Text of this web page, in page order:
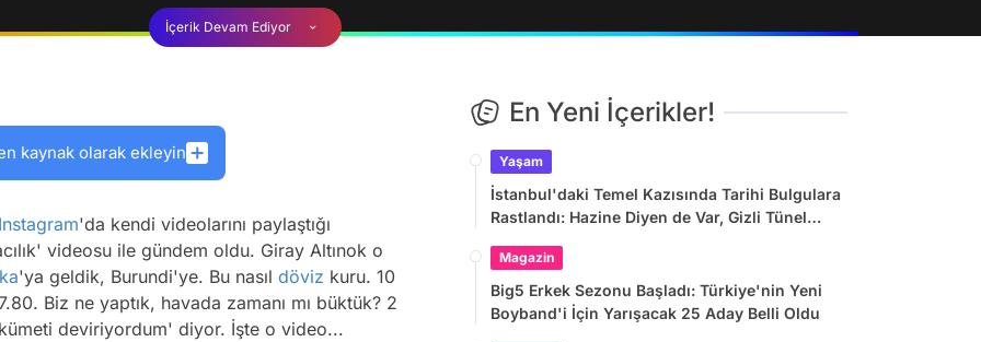
İçerik Devam Ediyor
kaynak olarak ekleyin
'da kendi videolarını paylaştığı
videosu ile gündem oldu. Giray Altınok o
'ya geldik, Burundi'ye. Bu nasıl döviz kuru. 10
Biz ne yaptık, havada zamanı mı büktük? 2
deviriyordum' diyor. İşte o video...
En Yeni İçerikler!
Yaşam
İstanbul'daki Temel Kazısında Tarihi Bulgulara
Rastlandı: Hazine Diyen de Var, Gizli Tünel
Magazin
Big5 Erkek Sezonu Başladı: Türkiye'nin Yeni
Boyband'i İçin Yarışacak 25 Aday Belli Oldu